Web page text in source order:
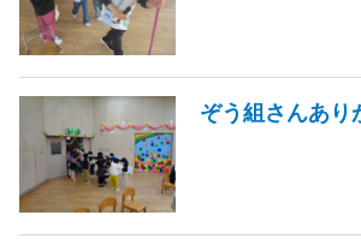
ぞう組さんあり